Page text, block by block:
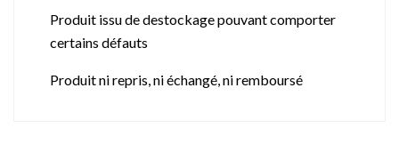
Produit issu de destockage pouvant comporter
certains défauts
Produit ni repris, ni échangé, ni remboursé